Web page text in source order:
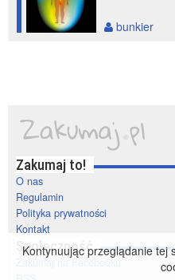
bunkier
Zakumaj to!
O nas
Regulamin
Polityka prywatności
Kontakt
Społeczność
Zakumaj na Facebooku
Kontynuując przeglądanie tej